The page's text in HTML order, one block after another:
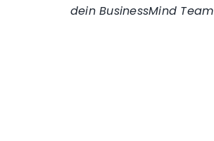
dein BusinessMind Team